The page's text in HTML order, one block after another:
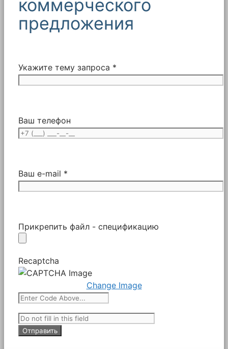
коммерческого
предложения
Укажите тему запроса *
Ваш телефон
Ваш e-mail *
Прикрепить файл - спецификацию
Recaptcha
Change Image